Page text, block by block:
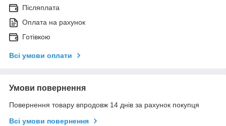
Післяплата
Оплата на рахунок
Готівкою
Всі умови оплати
Умови повернення
Повернення товару впродовж 14 днів за рахунок покупця
Всі умови повернення